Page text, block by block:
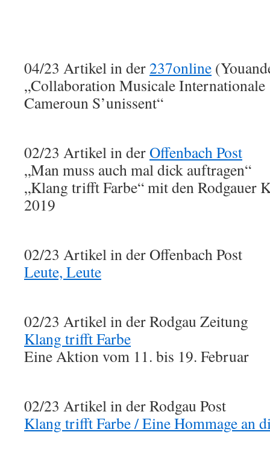
04/23 Artikel in der237online
„Collaboration Musicale Internationale
Cameroun S’unissent“
02/23 Artikel in derOffenbach Post
„Man muss auch mal dick auftragen“
„Klang trifft Farbe“ mit den Rodgauer
2019
02/23 Artikel in der Offenbach Post
Leute, Leute
02/23 Artikel in der Rodgau Zeitung
Klang trifft Farbe
Eine Aktion vom 11. bis 19. Februar
02/23 Artikel in der Rodgau Post
Klang trifft Farbe / Eine Hommage an